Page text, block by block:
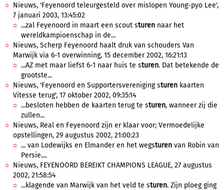
Nieuws, 'Feyenoord teleurgesteld over mislopen Young-pyo Lee',
7 januari 2003, 13:45:02
...zal Feyenoord in maart een scout sturen naar het
wereldkampioenschap in de...
Nieuws, Scherp Feyenoord haalt druk van schouders Van
Marwijk via 6-1 overwinning, 15 december 2002, 16:21:13
...AZ met maar liefst 6-1 naar huis te sturen. Dat betekende de
grootste...
Nieuws, 'Feyenoord en Supportersvereniging sturen kaarten
Vitesse terug', 17 oktober 2002, 09:35:14
...besloten hebben de kaarten terug te sturen, wanneer zij die
zullen...
Nieuws, Real en Feyenoord zijn er klaar voor; Vermoedelijke
opstellingen, 29 augustus 2002, 21:00:23
... van Lodewijks en Elmander en het wegsturen van Robin van
Persie....
Nieuws, FEYENOORD BEREIKT CHAMPIONS LEAGUE, 27 augustus
2002, 21:58:54
...klagende van Marwijk van het veld te sturen. Zijn ploeg ging